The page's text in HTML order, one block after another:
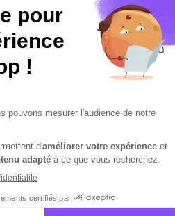
plus sur
aux professionnels, la suite de
nous